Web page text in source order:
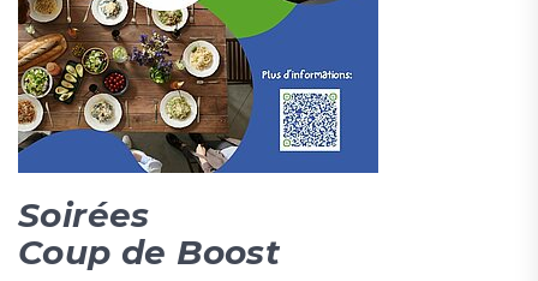
Soirées
Coup de Boost